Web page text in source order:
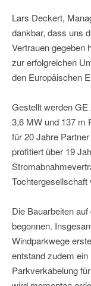
Lars Deckert,
dankbar, dass uns
Vertrauen gegeben
zur erfolgreichen
den Europäischen
Gestellt werden
3,6 MW und 137 m
für 20 Jahre
profitiert über 19
Die Bauarbeiten
begonnen.
Windparkwege
entstand zudem
Parkverkabelung